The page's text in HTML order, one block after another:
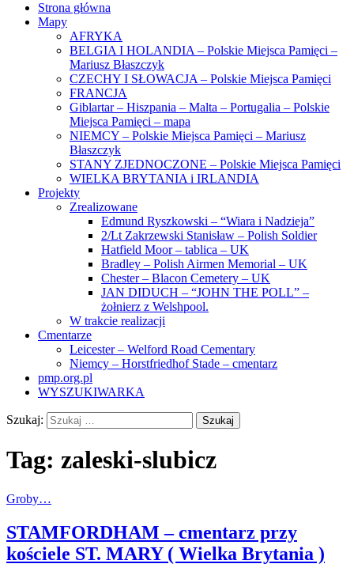
Strona główna
Mapy
AFRYKA
BELGIA I HOLANDIA – Polskie Miejsca Pamięci –
Mariusz Błaszczyk
CZECHY I SŁOWACJA – Polskie Miejsca Pamięci
FRANCJA
Giblartar – Hiszpania – Malta – Portugalia – Polskie
Miejsca Pamięci – mapa
NIEMCY – Polskie Miejsca Pamięci – Mariusz
Błaszczyk
STANY ZJEDNOCZONE – Polskie Miejsca Pamięci
WIELKA BRYTANIA i IRLANDIA
Projekty
Zrealizowane
Edmund Ryszkowski – “Wiara i Nadzieja”
2/Lt Zakrzewski Stanisław – Polish Soldier
Hatfield Moor – tablica – UK
Bradley – Polish Airmen Memorial – UK
Chester – Blacon Cemetery – UK
JAN DIDUCH – “JOHN THE POLL” –
żołnierz z Welshpool.
W trakcie realizacji
Cmentarze
Leicester – Welford Road Cementary
Niemcy – Horstfriedhof Stade – cmentarz
pmp.org.pl
WYSZUKIWARKA
Szukaj:
Tag: zaleski-slubicz
Groby…
STAMFORDHAM – cmentarz przy
kościele ST. MARY ( Wielka Brytania )